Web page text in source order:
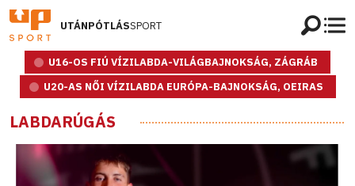
UTÁNPÓTLÁSSPORT
U16-OS FIÚ VÍZILABDA-VILÁGBAJNOKSÁG, ZÁGRÁB
U20-AS NŐI VÍZILABDA EURÓPA-BAJNOKSÁG, OEIRAS
LABDARÚGÁS